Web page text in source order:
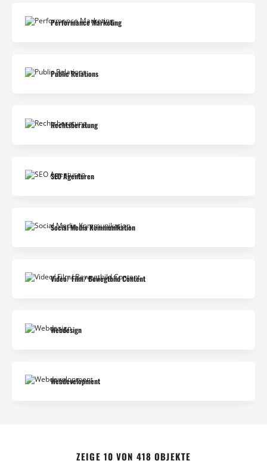
Performance Marketing
Public Relations
Rechtsberatung
SEO Agenturen
Social Media Kommunikation
Video/ Film/ Bewegtbild Content
Webdesign
Webdevelopment
ZEIGE 10 VON 418 OBJEKTE